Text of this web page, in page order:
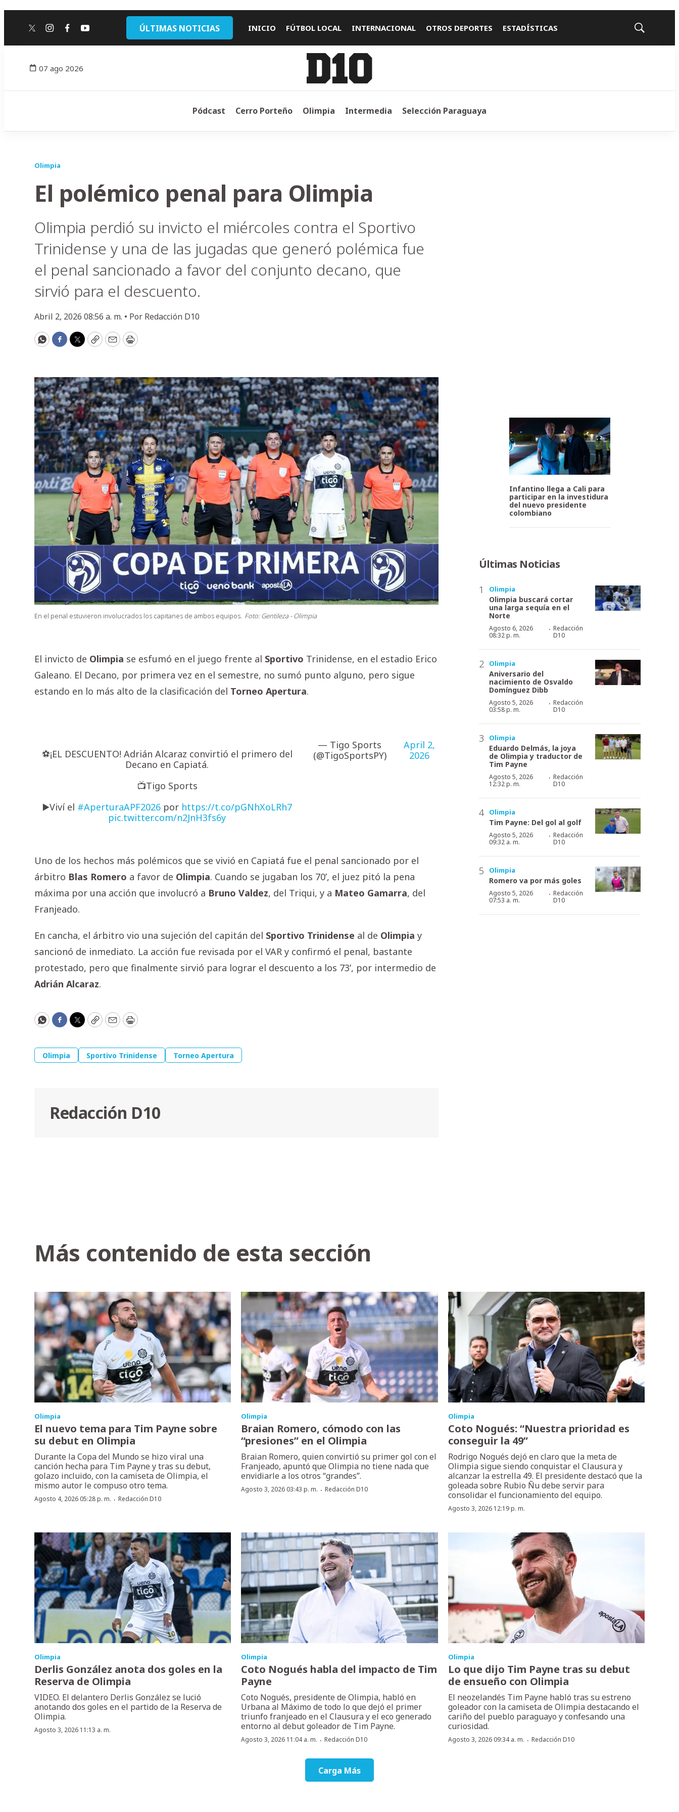
twitterinstagram
facebook
youtube ÚLTIMAS NOTICIAS INICIO FÚTBOL LOCAL INTERNACIONAL OTROS DEPORTES ESTADÍSTICAS
Mostrar
07 ago 2026
Pódcast Cerro Porteño Olimpia Intermedia Selección Paraguaya
Olimpia
El polémico penal para Olimpia
Olimpia perdió su invicto el miércoles contra el Sportivo
Trinidense y una de las jugadas que generó polémica fue
el penal sancionado a favor del conjunto decano, que
sirvió para el descuento.
Abril 2, 2026 08:56 a. m. • Por Redacción D10
WhatsApp
Facebook
Twitter
CopyEmailPrint
En el penal estuvieron involucrados los capitanes de ambos equipos. Foto: Gentileza - Olimpia
El invicto de Olimpia se esfumó en el juego frente al Sportivo Trinidense, en el estadio Erico
Galeano. El Decano, por primera vez en el semestre, no sumó punto alguno, pero sigue
estando en lo más alto de la clasificación del Torneo Apertura.
⚽️¡EL DESCUENTO! Adrián Alcaraz convirtió el primero del
Decano en Capiatá.
📺Tigo Sports
▶️Viví el #AperturaAPF2026por https://t.co/pGNhXoLRh7
pic.twitter.com/n2JnH3fs6y
— Tigo Sports
(@TigoSportsPY)
April 2,
2026
Uno de los hechos más polémicos que se vivió en Capiatá fue el penal sancionado por el
árbitro Blas Romero a favor de Olimpia. Cuando se jugaban los 70’, el juez pitó la pena
máxima por una acción que involucró a Bruno Valdez, del Triqui, y a Mateo Gamarra, del
Franjeado.
En cancha, el árbitro vio una sujeción del capitán del Sportivo Trinidense al de Olimpia y
sancionó de inmediato. La acción fue revisada por el VAR y confirmó el penal, bastante
protestado, pero que finalmente sirvió para lograr el descuento a los 73’, por intermedio de
Adrián Alcaraz.
WhatsApp
Facebook
Twitter
CopyEmailPrint
Olimpia Sportivo Trinidense Torneo Apertura
Redacción D10
Infantino llega a Cali para
participar en la investidura
del nuevo presidente
colombiano
Últimas Noticias
Olimpia
Olimpia buscará cortar
una larga sequía en el
Norte
Agosto 6, 2026
08:32 p. m.
· Redacción
D10
Olimpia
Aniversario del
nacimiento de Osvaldo
Domínguez Dibb
Agosto 5, 2026
03:58 p. m.
· Redacción
D10
Olimpia
Eduardo Delmás, la joya
de Olimpia y traductor de
Tim Payne
Agosto 5, 2026
12:32 p. m.
· Redacción
D10
Olimpia
Tim Payne: Del gol al golf
Agosto 5, 2026
09:32 a. m.
· Redacción
D10
Olimpia
Romero va por más goles
Agosto 5, 2026
07:53 a. m.
· Redacción
D10
Más contenido de esta sección
Olimpia
El nuevo tema para Tim Payne sobre
su debut en Olimpia
Durante la Copa del Mundo se hizo viral una
canción hecha para Tim Payne y tras su debut,
golazo incluido, con la camiseta de Olimpia, el
mismo autor le compuso otro tema.
Agosto 4, 2026 05:28 p. m. · Redacción D10
Olimpia
Braian Romero, cómodo con las
“presiones” en el Olimpia
Braian Romero, quien convirtió su primer gol con el
Franjeado, apuntó que Olimpia no tiene nada que
envidiarle a los otros “grandes”.
Agosto 3, 2026 03:43 p. m. ·Redacción D10
Olimpia
Coto Nogués: “Nuestra prioridad es
conseguir la 49”
Rodrigo Nogués dejó en claro que la meta de
Olimpia sigue siendo conquistar el Clausura y
alcanzar la estrella 49. El presidente destacó que la
goleada sobre Rubio Ñu debe servir para
consolidar el funcionamiento del equipo.
Agosto 3, 2026 12:19 p. m.
Olimpia
Derlis González anota dos goles en la
Reserva de Olimpia
VIDEO. El delantero Derlis González se lució
anotando dos goles en el partido de la Reserva de
Olimpia.
Agosto 3, 2026 11:13 a. m.
Olimpia
Coto Nogués habla del impacto de Tim
Payne
Coto Nogués, presidente de Olimpia, habló en
Urbana al Máximo de todo lo que dejó el primer
triunfo franjeado en el Clausura y el eco generado
entorno al debut goleador de Tim Payne.
Agosto 3, 2026 11:04 a. m. ·Redacción D10
Olimpia
Lo que dijo Tim Payne tras su debut
de ensueño con Olimpia
El neozelandés Tim Payne habló tras su estreno
goleador con la camiseta de Olimpia destacando el
cariño del pueblo paraguayo y confesando una
curiosidad.
Agosto 3, 2026 09:34 a. m. · Redacción D10
Carga Más